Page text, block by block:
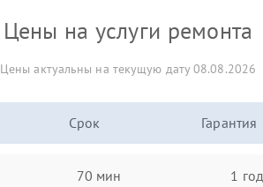
Цены на услуги ремонта
Цены актуальны на текущую дату 08.08.2026
Срок Гарантия
70 мин 1 год